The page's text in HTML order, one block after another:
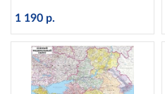
1 190 р.